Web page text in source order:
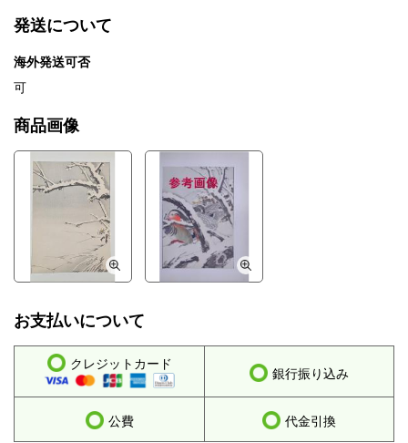
発送について
海外発送可否
可
商品画像
お支払いについて
クレジットカード
銀行振り込み
公費 代金引換